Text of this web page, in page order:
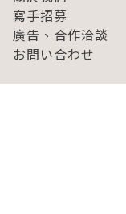
寫手招募
廣告、合作洽談
お問い合わせ